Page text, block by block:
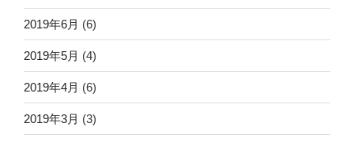
2019年6月 (6)
2019年5月 (4)
2019年4月 (6)
2019年3月 (3)